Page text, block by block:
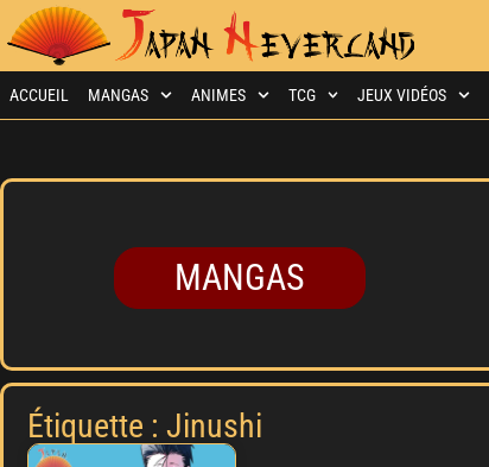
ACCUEIL MANGAS ANIMES TCG JEUX VIDÉOS
MANGAS
Étiquette : Jinushi